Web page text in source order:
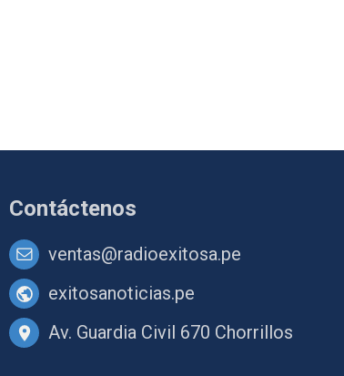
Contáctenos
ventas@radioexitosa.pe
exitosanoticias.pe
Av. Guardia Civil 670 Chorrillos